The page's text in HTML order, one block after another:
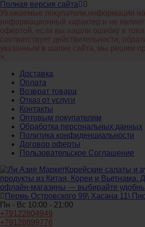
Полная версия сайта
Уважаемые покупатели,информация на
информационный характер и не
офертой, если вы нашли ошибку в
соответствует действительности,
указанным в шапке сайта, мы решим
×
Доставка
Оплата
Возврат товара
Отказ от услуги
Контакты
Оптовым покупателям
Обработка персональных данных
Политика конфиденциальности
Договор оферты
Пользовательское Соглашение
Корейские салаты и
продукты из Китая, Кореи и Вьетнама.
офлайн‑магазины — выбирайте
Пермь Островского 99\ Хасана 11\
Пн - Вс 10:00 - 21:00
+79122804949
+79128899776